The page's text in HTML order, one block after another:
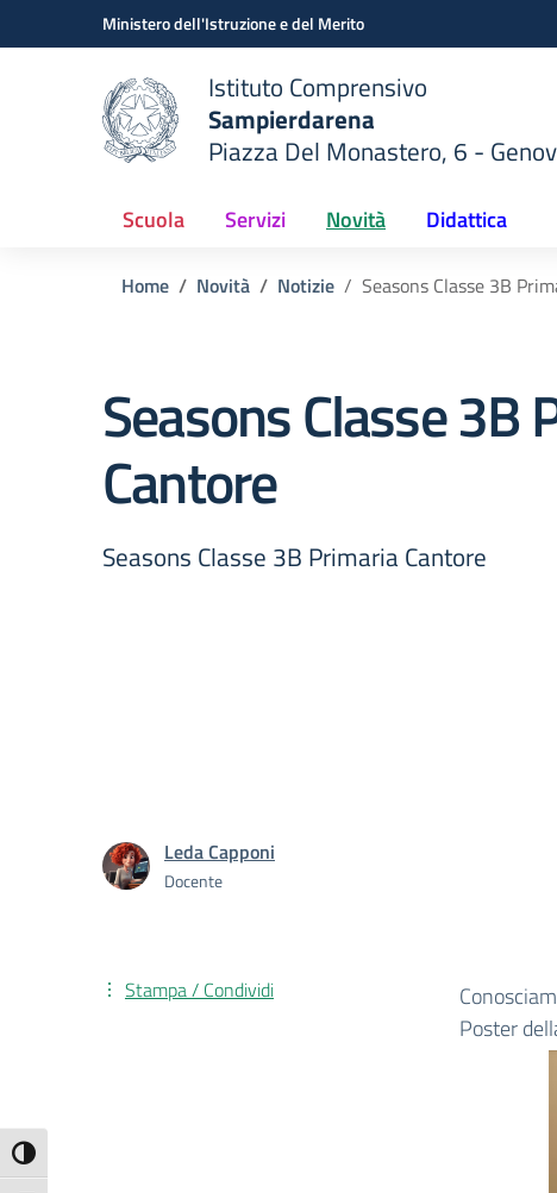
Attiva/disattiva alto contrasto
Vai ai contenuti
Vai al menu di navigazioneMinistero dell'Istruzione e del Merito
scuola
Istituto Comprensivo
Sampierdarena
Piazza Del Monastero, 6 -
Scuola Servizi Novità Didattica
Home Novità Notizie Seasons Classe 3B
Seasons Classe 3B
Cantore
Seasons Classe 3B Primaria Cantore
Leda Capponi
Docente
Poster
Stampa / Condividi